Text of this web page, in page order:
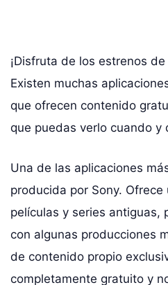
¡Disfruta de los estrenos
Existen muchas
que ofrecen contenido
que puedas verlo cuando y
Una de las aplicaciones
producida por Sony.
películas y series antiguas,
con algunas producciones
de contenido propio
completamente gratuito y